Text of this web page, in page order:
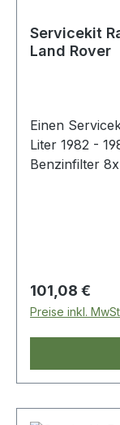
Servicekit
Land Rover
Einen
Liter 1982 -
Benzinfilter
Regulärer
101,08 €
Preise inkl.